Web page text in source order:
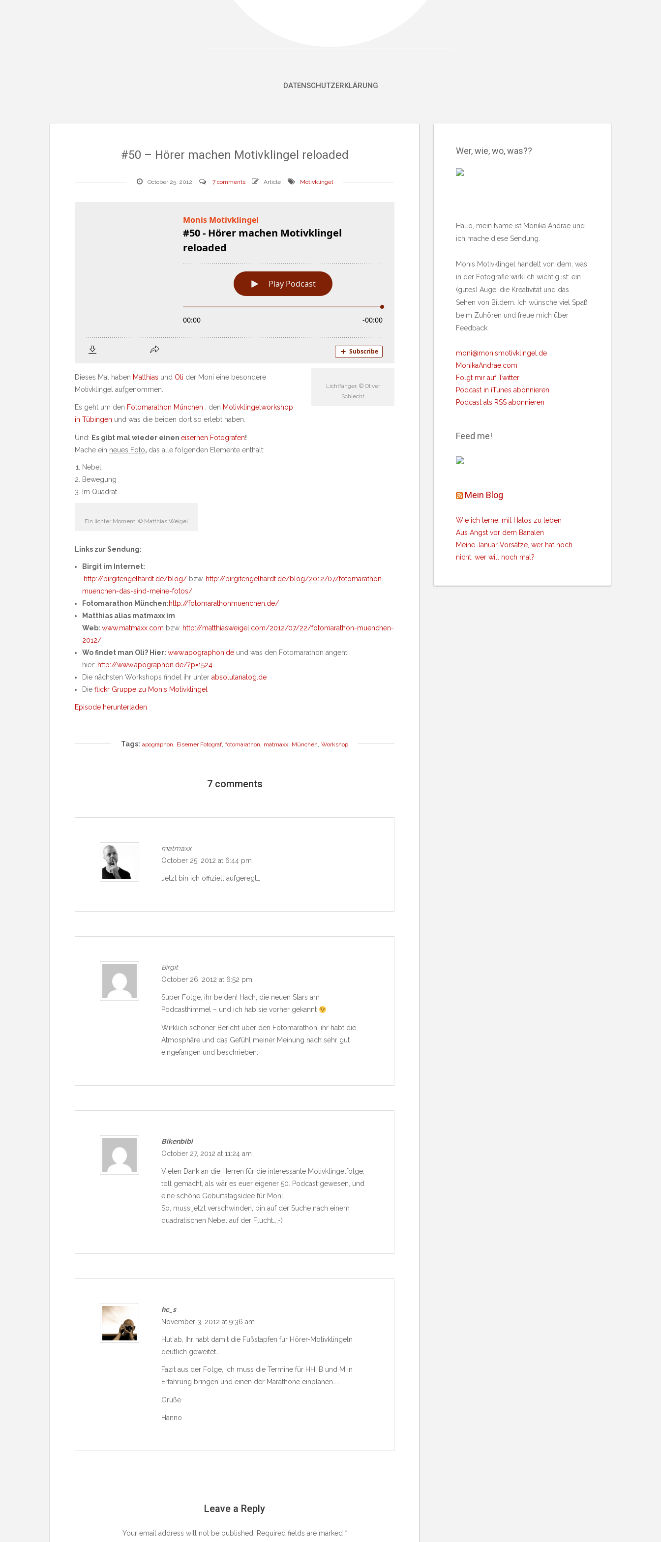
DATENSCHUTZERKLÄRUNG
#50 – Hörer machen Motivklingel reloaded
October 25, 2012 7 comments Article Motivklingel
Lichtfänger, © Oliver
Schlecht
Dieses Mal haben Matthias und Oli der Moni eine besondere
Motivklingel aufgenommen.
Es geht um den Fotomarathon München , den Motivklingelworkshop
in Tübingen und was die beiden dort so erlebt haben.
Und: Es gibt mal wieder einen eisernen Fotografen!
Mache ein neues Foto, das alle folgenden Elemente enthält:
Nebel
Bewegung
Im Quadrat
Ein lichter Moment, © Matthias Weigel
Links zur Sendung:
Birgit im Internet:
http://birgitengelhardt.de/blog/ bzw. http://birgitengelhardt.de/blog/2012/07/fotomarathon-
muenchen-das-sind-meine-fotos/
Fotomarathon München:http://fotomarathonmuenchen.de/
Matthias alias matmaxx im
Web: www.matmaxx.com bzw. http://matthiasweigel.com/2012/07/22/fotomarathon-muenchen-
2012/
Wo findet man Oli? Hier: www.apographon.de und was den Fotomarathon angeht,
hier: http://www.apographon.de/?p=1524
Die nächsten Workshops findet ihr unter absolutanalog.de
Die flickr Gruppe zu Monis Motivklingel
Episode herunterladen
Tags: apographon Eiserner Fotograf fotomarathon matmaxx München Workshop
7 comments
matmaxx
October 25, 2012 at 6:44 pm
Jetzt bin ich offiziell aufgeregt…
Birgit
October 26, 2012 at 6:52 pm
Super Folge, ihr beiden! Hach, die neuen Stars am
Podcasthimmel – und ich hab sie vorher gekannt
Wirklich schöner Bericht über den Fotomarathon, ihr habt die
Atmosphäre und das Gefühl meiner Meinung nach sehr gut
eingefangen und beschrieben.
Bikenbibi
October 27, 2012 at 11:24 am
Vielen Dank an die Herren für die interessante Motivklingelfolge,
toll gemacht, als wär es euer eigener 50. Podcast gewesen, und
eine schöne Geburtstagsidee für Moni.
So, muss jetzt verschwinden, bin auf der Suche nach einem
quadratischen Nebel auf der Flucht…;-)
hc_s
November 3, 2012 at 9:36 am
Hut ab, Ihr habt damit die Fußstapfen für Hörer-Motivklingeln
deutlich geweitet….
Fazit aus der Folge, ich muss die Termine für HH, B und M in
Erfahrung bringen und einen der Marathone einplanen…..
Grüße
Hanno
Leave a Reply
Your email address will not be published. Required fields are marked *
Wer, wie, wo, was??
Hallo, mein Name ist Monika Andrae und
ich mache diese Sendung.
Monis Motivklingel handelt von dem, was
in der Fotografie wirklich wichtig ist: ein
(gutes) Auge, die Kreativität und das
Sehen von Bildern. Ich wünsche viel Spaß
beim Zuhören und freue mich über
Feedback.
moni@monismotivklingel.de
MonikaAndrae.com
Folgt mir auf Twitter
Podcast in iTunes abonnieren
Podcast als RSS abonnieren
Feed me!
Mein Blog
Wie ich lerne, mit Halos zu leben
Aus Angst vor dem Banalen
Meine Januar-Vorsätze, wer hat noch
nicht, wer will noch mal?